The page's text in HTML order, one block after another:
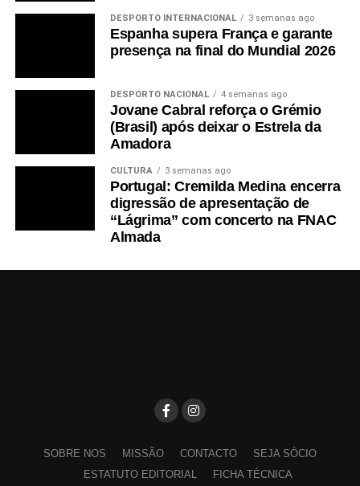
DESPORTO INTERNACIONAL 3 semanas ago
Espanha supera França e garante
presença na final do Mundial 2026
DESPORTO NACIONAL 4 semanas ago
Jovane Cabral reforça o Grémio
(Brasil) após deixar o Estrela da
Amadora
CULTURA 3 semanas ago
Portugal: Cremilda Medina encerra
digressão de apresentação de
“Lágrima” com concerto na FNAC
Almada
SOBRE NOS MISSÃO CONTACTO
SEJA SÓCIO
ESTATUTO EDITORIAL
FICHA TÉCNICA